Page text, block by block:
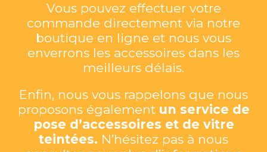
Vous pouvez effectuer votre
commande directement via notre
boutique en ligne et nous vous
enverrons les accessoires dans les
meilleurs délais.
Enfin, nous vous rappelons que nous
proposons également un service de
pose d’accessoires et de vitre
teintées. N’hésitez pas à nous